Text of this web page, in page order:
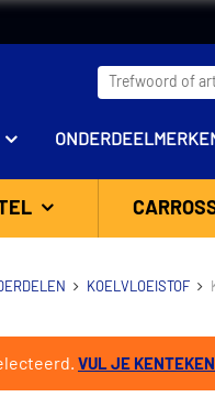
KOELVLOEISTOF
VUL JE